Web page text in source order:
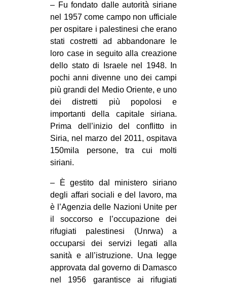
INTERNAZIONALE
AFRICA
ESTREMO ORIENTE
EUROPA
MEDIO ORIENTE
MONDO
EVENTI
Fb
tw
bsky
SEARCH
– Fu fondato dalle autorità siriane
nel 1957 come campo non ufficiale
per ospitare i palestinesi che erano
stati costretti ad abbandonare le
loro case in seguito alla creazione
dello stato di Israele nel 1948. In
pochi anni divenne uno dei campi
più grandi del Medio Oriente, e uno
dei distretti più popolosi e
importanti della capitale siriana.
Prima dell’inizio del conflitto in
Siria, nel marzo del 2011, ospitava
150mila persone, tra cui molti
siriani.
– È gestito dal ministero siriano
degli affari sociali e del lavoro, ma
è l’Agenzia delle Nazioni Unite per
il soccorso e l’occupazione dei
rifugiati palestinesi (Unrwa) a
occuparsi dei servizi legati alla
sanità e all’istruzione. Una legge
approvata dal governo di Damasco
nel 1956 garantisce ai rifugiati